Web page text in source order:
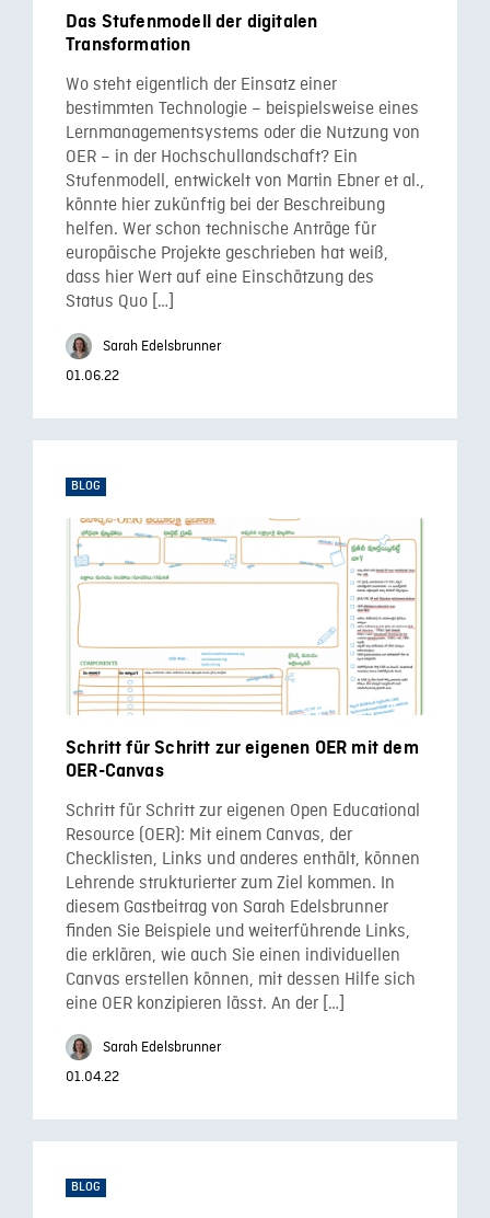
Das Stufenmodell der digitalen
Transformation
Wo steht eigentlich der Einsatz einer
bestimmten Technologie – beispielsweise eines
Lernmanagementsystems oder die Nutzung von
OER – in der Hochschullandschaft? Ein
Stufenmodell, entwickelt von Martin Ebner et al.,
könnte hier zukünftig bei der Beschreibung
helfen. Wer schon technische Anträge für
europäische Projekte geschrieben hat weiß,
dass hier Wert auf eine Einschätzung des
Status Quo […]
Sarah Edelsbrunner
01.06.22
BLOG
Schritt für Schritt zur eigenen OER mit dem
OER-Canvas
Schritt für Schritt zur eigenen Open Educational
Resource (OER): Mit einem Canvas, der
Checklisten, Links und anderes enthält, können
Lehrende strukturierter zum Ziel kommen. In
diesem Gastbeitrag von Sarah Edelsbrunner
finden Sie Beispiele und weiterführende Links,
die erklären, wie auch Sie einen individuellen
Canvas erstellen können, mit dessen Hilfe sich
eine OER konzipieren lässt. An der […]
Sarah Edelsbrunner
01.04.22
BLOG